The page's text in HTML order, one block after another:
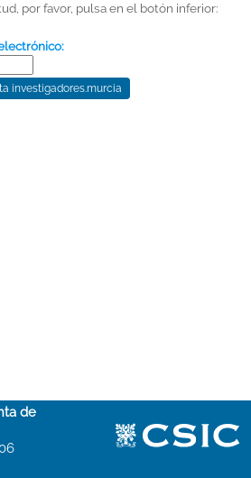
por favor, pulsa en el botón inferior:
de